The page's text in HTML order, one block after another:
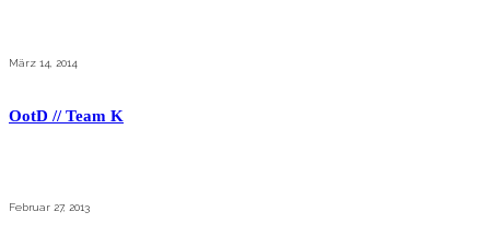
März 14, 2014
OotD // Team K
Februar 27, 2013